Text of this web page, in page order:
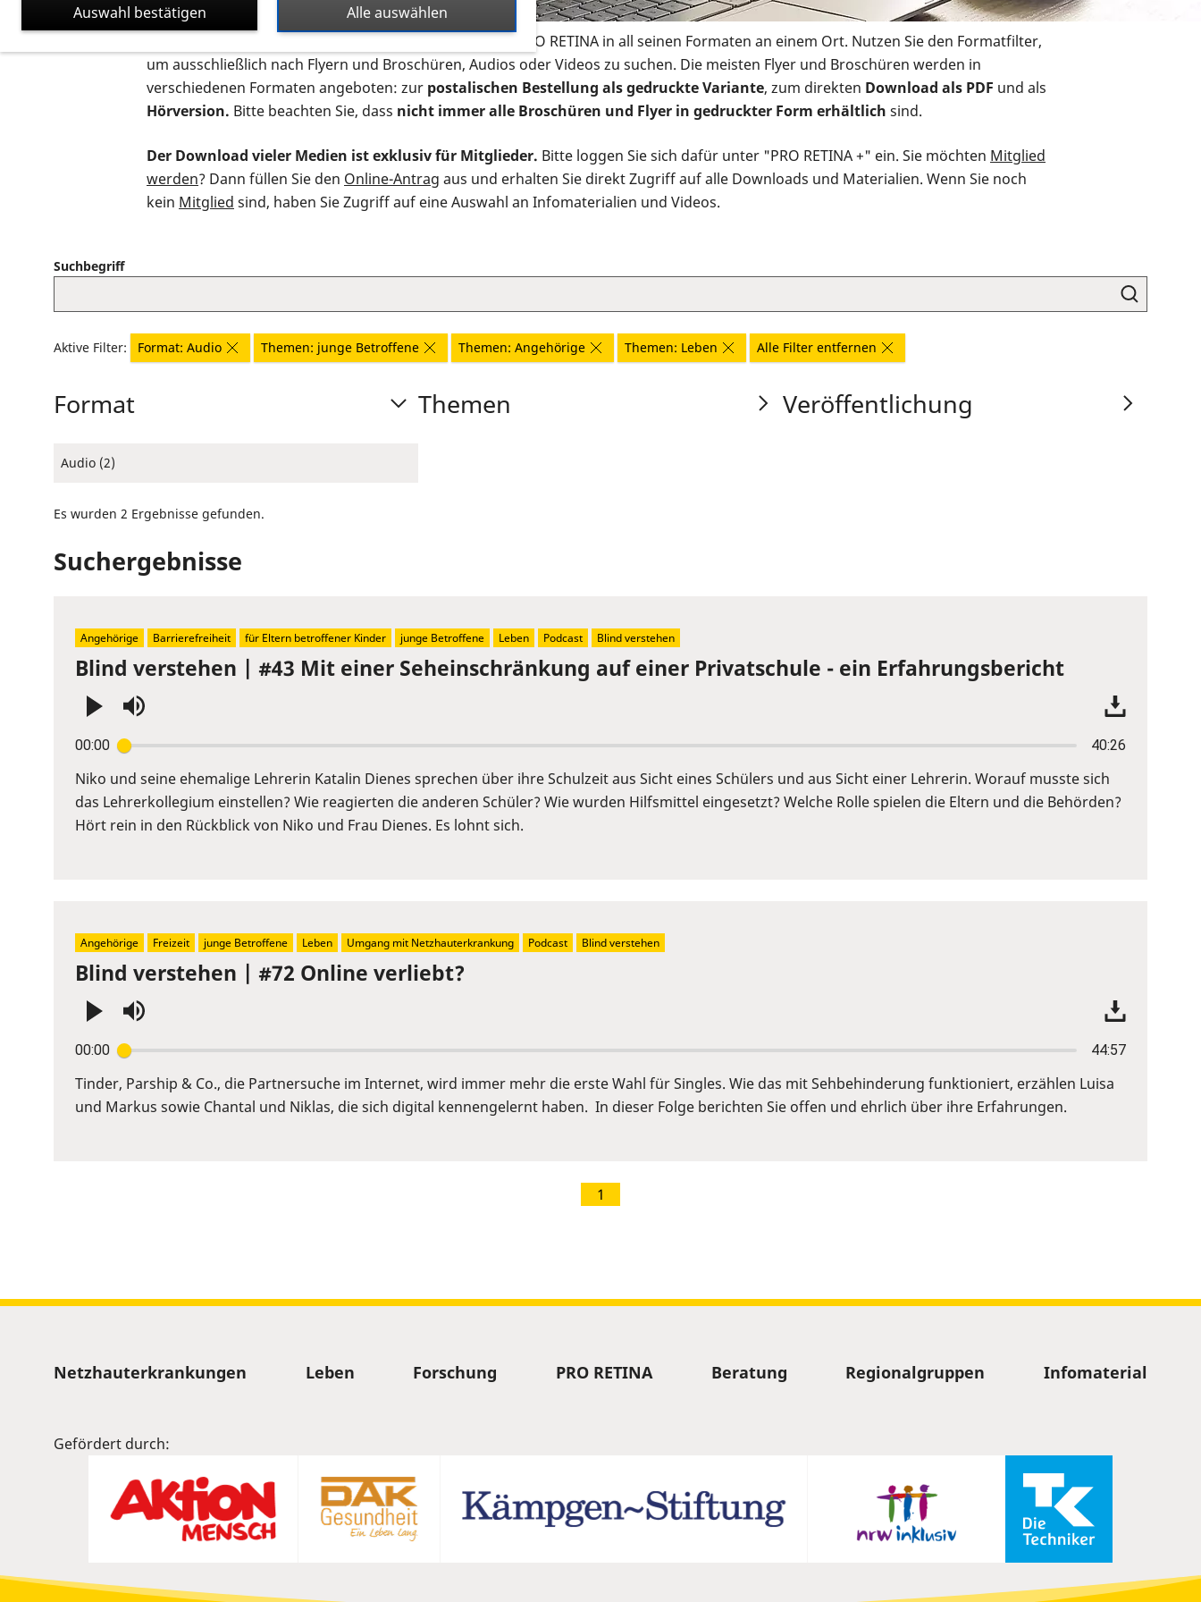
Auf dieser Seite finden Sie sämtliches Infomaterial der PRO RETINA in all seinen Formaten an einem Ort. Nutzen Sie den Formatfilter,
um ausschließlich nach Flyern und Broschüren, Audios oder Videos zu suchen. Die meisten Flyer und Broschüren werden in
verschiedenen Formaten angeboten: zur postalischen Bestellung als gedruckte Variante, zum direkten Download als PDF und als
Hörversion. Bitte beachten Sie, dass nicht immer alle Broschüren und Flyer in gedruckter Form erhältlich sind.
Der Download vieler Medien ist exklusiv für Mitglieder. Bitte loggen Sie sich dafür unter "PRO RETINA +" ein. Sie möchten Mitglied
werden? Dann füllen Sie den Online-Antrag aus und erhalten Sie direkt Zugriff auf alle Downloads und Materialien. Wenn Sie noch
kein Mitglied sind, haben Sie Zugriff auf eine Auswahl an Infomaterialien und Videos.
Suchbegriff
Aktive Filter: Format: Audio Themen: junge Betroffene Themen: Angehörige Themen: Leben Alle Filter entfernen
Format
Audio (2)
Themen Veröffentlichung
Es wurden 2 Ergebnisse gefunden.
Suchergebnisse
Blind verstehen | #43 Mit einer Seheinschränkung auf einer Privatschule - ein Erfahrungsbericht
00:00 40:26
Enter
or
Space
to
Niko und seine ehemalige Lehrerin Katalin Dienes sprechen über ihre Schulzeit aus Sicht eines Schülers und aus Sicht einer Lehrerin. Worauf musste sich
das Lehrerkollegium einstellen? Wie reagierten die anderen Schüler? Wie wurden Hilfsmittel eingesetzt? Welche Rolle spielen die Eltern und die Behörden?
Hört rein in den Rückblick von Niko und Frau Dienes. Es lohnt sich.
Angehörige Barrierefreiheit für Eltern betroffener Kinder junge Betroffene Leben Podcast Blind verstehen
Blind verstehen | #72 Online verliebt?
00:00 44:57
Enter
or
Space
Tinder, Parship & Co., die Partnersuche im Internet, wird immer mehr die erste Wahl für Singles. Wie das mit Sehbehinderung funktioniert, erzählen Luisa
und Markus sowie Chantal und Niklas, die sich digital kennengelernt haben. In dieser Folge berichten Sie offen und ehrlich über ihre Erfahrungen.
Angehörige Freizeit junge Betroffene Leben Umgang mit Netzhauterkrankung Podcast Blind verstehen
1
Sitemap
Netzhauterkrankungen Leben Forschung PRO RETINA Beratung Regionalgruppen Infomaterial
Gefördert durch:
Alle auswählen
Auswahl bestätigen